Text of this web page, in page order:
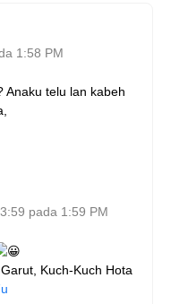
1:58 PM
Anaku telu lan kabeh
pada 1:59 PM
Kuch-Kuch Hota